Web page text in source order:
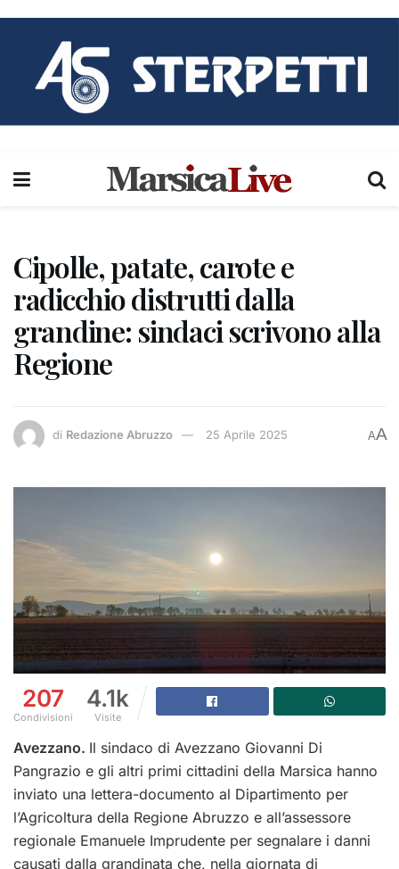
Cipolle, patate, carote e
radicchio distrutti dalla
grandine: sindaci scrivono alla
Regione
di Redazione Abruzzo 25 Aprile 2025 AA
207
Condivisioni
4.1k
Visite
Avezzano. Il sindaco di Avezzano Giovanni Di
Pangrazio e gli altri primi cittadini della Marsica hanno
inviato una lettera-documento al Dipartimento per
l’Agricoltura della Regione Abruzzo e all’assessore
regionale Emanuele Imprudente per segnalare i danni
causati dalla grandinata che, nella giornata di